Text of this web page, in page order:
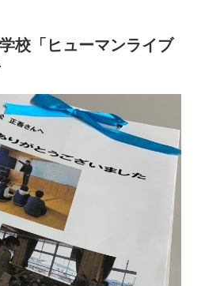
校「ヒューマンライブ